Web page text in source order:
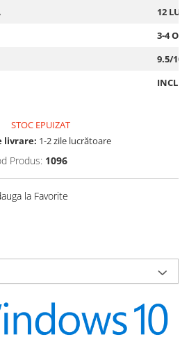
12
3-4 ORE
9.5/10
INCLUS
STOC EPUIZAT
livrare: 1-2 zile lucrătoare
Produs: 1096
la Favorite